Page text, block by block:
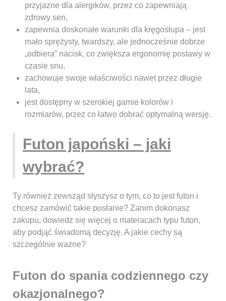
przyjazne dla alergików, przez co zapewniają
zdrowy sen,
zapewnia doskonałe warunki dla kręgosłupa – jest
mało sprężysty, twardszy, ale jednocześnie dobrze
„odbiera” nacisk, co zwiększa ergonomię postawy w
czasie snu,
zachowuje swoje właściwości nawet przez długie
lata,
jest dostępny w szerokiej gamie kolorów i
rozmiarów, przez co łatwo dobrać optymalną wersję.
Futon japoński – jaki
wybrać?
Ty również zewsząd słyszysz o tym, co to jest futon i
chcesz zamówić takie posłanie? Zanim dokonasz
zakupu, dowiedz się więcej o materacach typu futon,
aby podjąć świadomą decyzję. A jakie cechy są
szczególnie ważne?
Futon do spania codziennego czy
okazjonalnego?